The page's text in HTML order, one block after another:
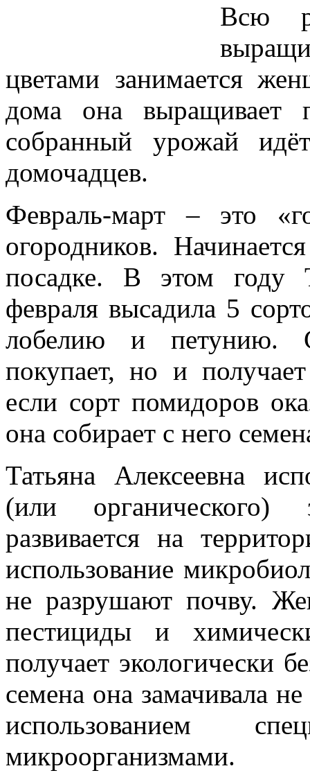
Всю
цветами занимается
дома она выращивает
собранный урожай
домочадцев.
Февраль-март – это
огородников.
посадке. В этом году
февраля высадила 5
лобелию и петунию.
покупает, но и
если сорт помидоров
она собирает с него
Татьяна Алексеевна
(или органического)
развивается на
использование
не разрушают почву.
пестициды и
получает экологически
семена она замачивала
использованием
микроорганизмами.